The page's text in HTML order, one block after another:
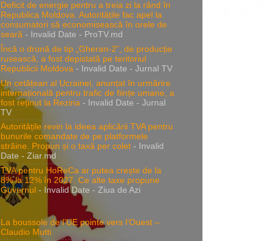
Deficit de energie pentru a treia zi la rând în
Republica Moldova. Autoritățile fac apel la
consumatori să economisească în orele de
seară - Invalid Date - ProTV.md
Încă o dronă de tip „Gheran-2”, de producție
rusească, a fost depistată pe teritoriul
Republicii Moldova - Invalid Date - Jurnal TV
Un cetățean al Ucrainei, anunțat în urmărire
internațională pentru trafic de ființe umane, a
fost reținut la Rezina - Invalid Date - Jurnal
TV
Autoritățile revin la ideea aplicării TVA pentru
bunurile comandate de pe platformele
străine. Propun și o taxă per colet - Invalid
Date - Ziar.md
TVA pentru HoReCa ar putea crește de la
8% la 12% în 2027. Ce alte taxe propune
Guvernul - Invalid Date - Ziua de Azi
La boussole de l’UE pointe vers l’Ouest –
Claudio Mutti